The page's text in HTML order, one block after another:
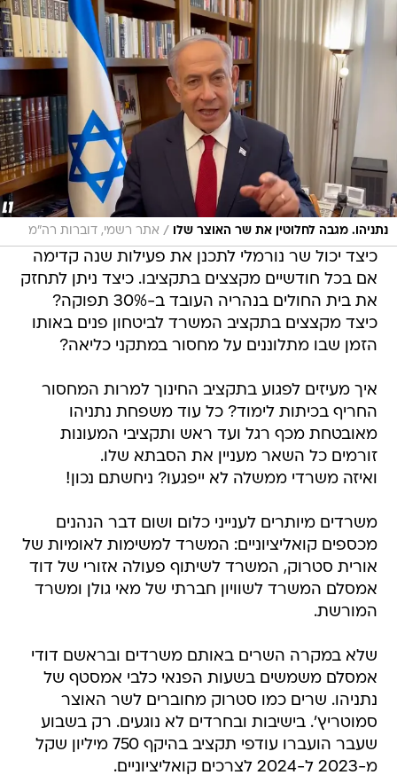
נתניהו. מגבה לחלוטין את שר האוצר שלו / אתר רשמי, דוברות רה"מ
כיצד יכול שר נורמלי לתכנן את פעילות שנה קדימה
אם בכל חודשיים מקצצים בתקציבו. כיצד ניתן לתחזק
את בית החולים בנהריה העובד ב-30% תפוקה?
כיצד מקצצים בתקציב המשרד לביטחון פנים באותו
הזמן שבו מתלוננים על מחסור במתקני כליאה?
איך מעיזים לפגוע בתקציב החינוך למרות המחסור
החריף בכיתות לימוד? כל עוד משפחת נתניהו
מאובטחת מכף רגל ועד ראש ותקציבי המעונות
זורמים כל השאר מעניין את הסבתא שלו.
ואיזה משרדי ממשלה לא ייפגעו? ניחשתם נכון!
משרדים מיותרים לענייני כלום ושום דבר הנהנים
מכספים קואליציוניים: המשרד למשימות לאומיות של
אורית סטרוק, המשרד לשיתוף פעולה אזורי של דוד
אמסלם המשרד לשוויון חברתי של מאי גולן ומשרד
המורשת.
שלא במקרה השרים באותם משרדים ובראשם דודי
אמסלם משמשים בשעות הפנאי כלבי אמסטף של
נתניהו. שרים כמו סטרוק מחוברים לשר האוצר
סמוטריץ'. בישיבות ובחרדים לא נוגעים. רק בשבוע
שעבר הועברו עודפי תקציב בהיקף 750 מיליון שקל
מ-2023 ל-2024 לצרכים קואליציוניים.